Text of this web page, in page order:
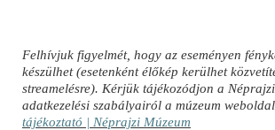
Felhívjuk figyelmét, hogy az eseményen
készülhet (esetenként élőkép kerülhet
streamelésre). Kérjük tájékozódjon a
adatkezelési szabályairól a múzeum
tájékoztató | Néprajzi Múzeum